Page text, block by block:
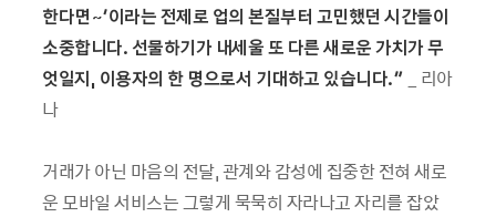
한다면~’이라는 전제로 업의 본질부터 고민했던 시간들이
소중합니다. 선물하기가 내세울 또 다른 새로운 가치가 무
엇일지, 이용자의 한 명으로서 기대하고 있습니다.” _ 리아
나
거래가 아닌 마음의 전달, 관계와 감성에 집중한 전혀 새로
운 모바일 서비스는 그렇게 묵묵히 자라나고 자리를 잡았